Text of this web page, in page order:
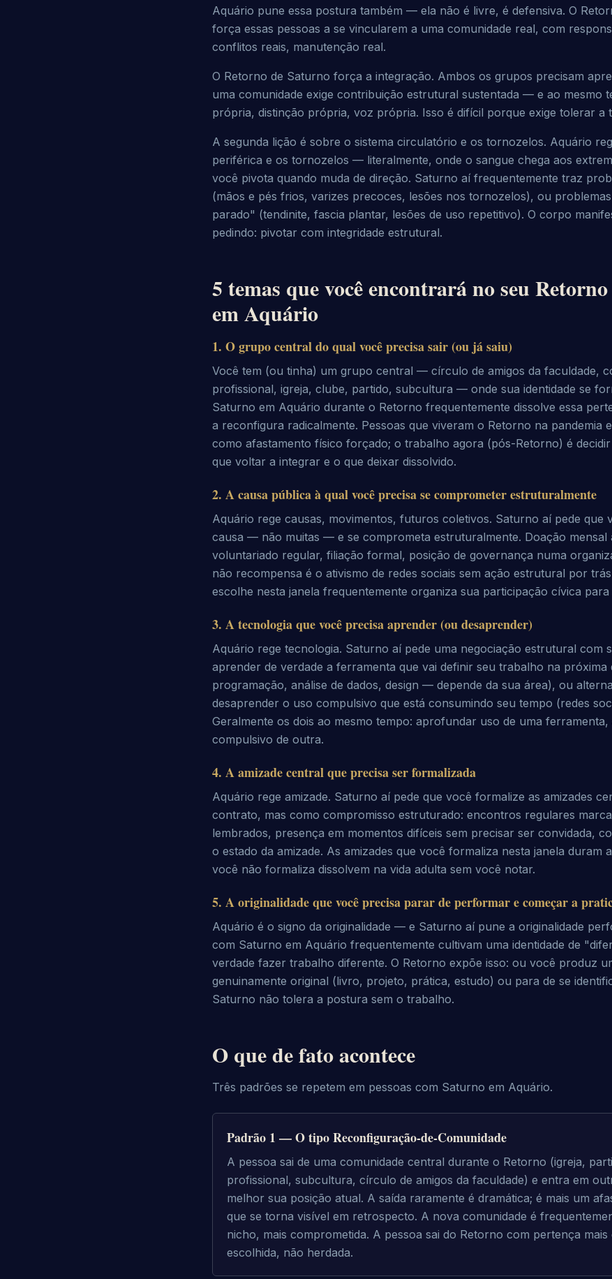
Aquário pune essa postura também — ela não é livre, é defensiva. O
força essas pessoas a se vincularem a uma comunidade real, com
conflitos reais, manutenção real.
O Retorno de Saturno força a integração. Ambos os grupos precisam
uma comunidade exige contribuição estrutural sustentada — e ao mesmo
própria, distinção própria, voz própria. Isso é difícil porque exige tolerar a
A segunda lição é sobre o sistema circulatório e os tornozelos. Aquário
periférica e os tornozelos — literalmente, onde o sangue chega aos
você pivota quando muda de direção. Saturno aí frequentemente traz
(mãos e pés frios, varizes precoces, lesões nos tornozelos), ou
parado" (tendinite, fascia plantar, lesões de uso repetitivo). O corpo
pedindo: pivotar com integridade estrutural.
5 temas que você encontrará no seu
em Aquário
1. O grupo central do qual você precisa sair (ou já saiu)
Você tem (ou tinha) um grupo central — círculo de amigos da faculdade,
profissional, igreja, clube, partido, subcultura — onde sua identidade se
Saturno em Aquário durante o Retorno frequentemente dissolve essa
a reconfigura radicalmente. Pessoas que viveram o Retorno na pandemia
como afastamento físico forçado; o trabalho agora (pós-Retorno) é
que voltar a integrar e o que deixar dissolvido.
2. A causa pública à qual você precisa se comprometer estruturalmente
Aquário rege causas, movimentos, futuros coletivos. Saturno aí pede que
causa — não muitas — e se comprometa estruturalmente. Doação mensal
voluntariado regular, filiação formal, posição de governança numa
não recompensa é o ativismo de redes sociais sem ação estrutural por
escolhe nesta janela frequentemente organiza sua participação cívica
3. A tecnologia que você precisa aprender (ou desaprender)
Aquário rege tecnologia. Saturno aí pede uma negociação estrutural com
aprender de verdade a ferramenta que vai definir seu trabalho na próxima
programação, análise de dados, design — depende da sua área), ou
desaprender o uso compulsivo que está consumindo seu tempo (redes
Geralmente os dois ao mesmo tempo: aprofundar uso de uma
compulsivo de outra.
4. A amizade central que precisa ser formalizada
Aquário rege amizade. Saturno aí pede que você formalize as amizades
contrato, mas como compromisso estruturado: encontros regulares
lembrados, presença em momentos difíceis sem precisar ser convidada,
o estado da amizade. As amizades que você formaliza nesta janela duram
você não formaliza dissolvem na vida adulta sem você notar.
5. A originalidade que você precisa parar de performar e começar a
Aquário é o signo da originalidade — e Saturno aí pune a originalidade
com Saturno em Aquário frequentemente cultivam uma identidade de
verdade fazer trabalho diferente. O Retorno expõe isso: ou você produz
genuinamente original (livro, projeto, prática, estudo) ou para de se
Saturno não tolera a postura sem o trabalho.
O que de fato acontece
Três padrões se repetem em pessoas com Saturno em Aquário.
Padrão 1 — O tipo Reconfiguração-de-Comunidade
A pessoa sai de uma comunidade central durante o Retorno (igreja,
profissional, subcultura, círculo de amigos da faculdade) e entra em
melhor sua posição atual. A saída raramente é dramática; é mais um
que se torna visível em retrospecto. A nova comunidade é
nicho, mais comprometida. A pessoa sai do Retorno com pertença
escolhida, não herdada.